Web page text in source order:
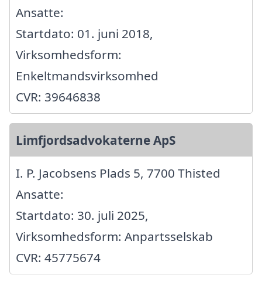
Ansatte:
Startdato: 01. juni 2018,
Virksomhedsform:
Enkeltmandsvirksomhed
CVR: 39646838
Limfjordsadvokaterne ApS
I. P. Jacobsens Plads 5, 7700 Thisted
Ansatte:
Startdato: 30. juli 2025,
Virksomhedsform: Anpartsselskab
CVR: 45775674